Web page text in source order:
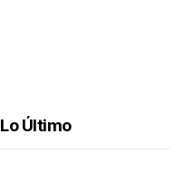
Lo Último